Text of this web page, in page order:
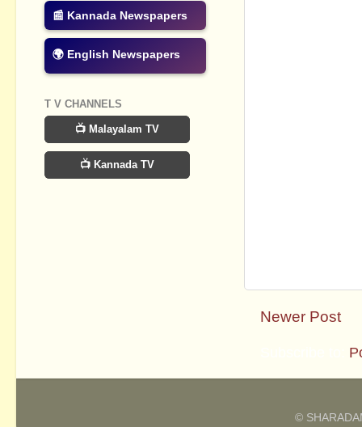
Newer Post
📰 Kannada Newspapers
🌍 English Newspapers
T V CHANNELS
📺 Malayalam TV
📺 Kannada TV
©